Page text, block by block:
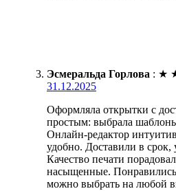
Эсмеральда Горлова : ★
31.12.2025
Оформляла открытки с
простым: выбрала
Онлайн-редактор
удобно. Доставили в срок,
Качество печати
насыщенные.
можно выбрать на любой